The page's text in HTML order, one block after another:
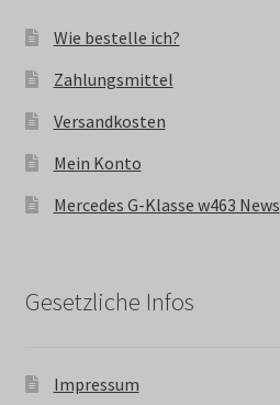
Wie bestelle ich?
Zahlungsmittel
Versandkosten
Mein Konto
Mercedes G-Klasse w463 News
Gesetzliche Infos
Impressum